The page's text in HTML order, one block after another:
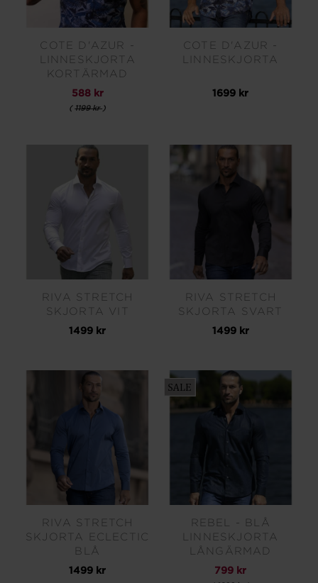
COTE D'AZUR -
LINNESKJORTA
KORTÄRMAD
588 kr
(1199 kr )
COTE D'AZUR -
LINNESKJORTA
1699 kr
RIVA STRETCH
SKJORTA VIT
1499 kr
RIVA STRETCH
SKJORTA SVART
1499 kr
RIVA STRETCH
SKJORTA ECLECTIC
BLÅ
1499 kr
REBEL - BLÅ
LINNESKJORTA
LÅNGÄRMAD
799 kr